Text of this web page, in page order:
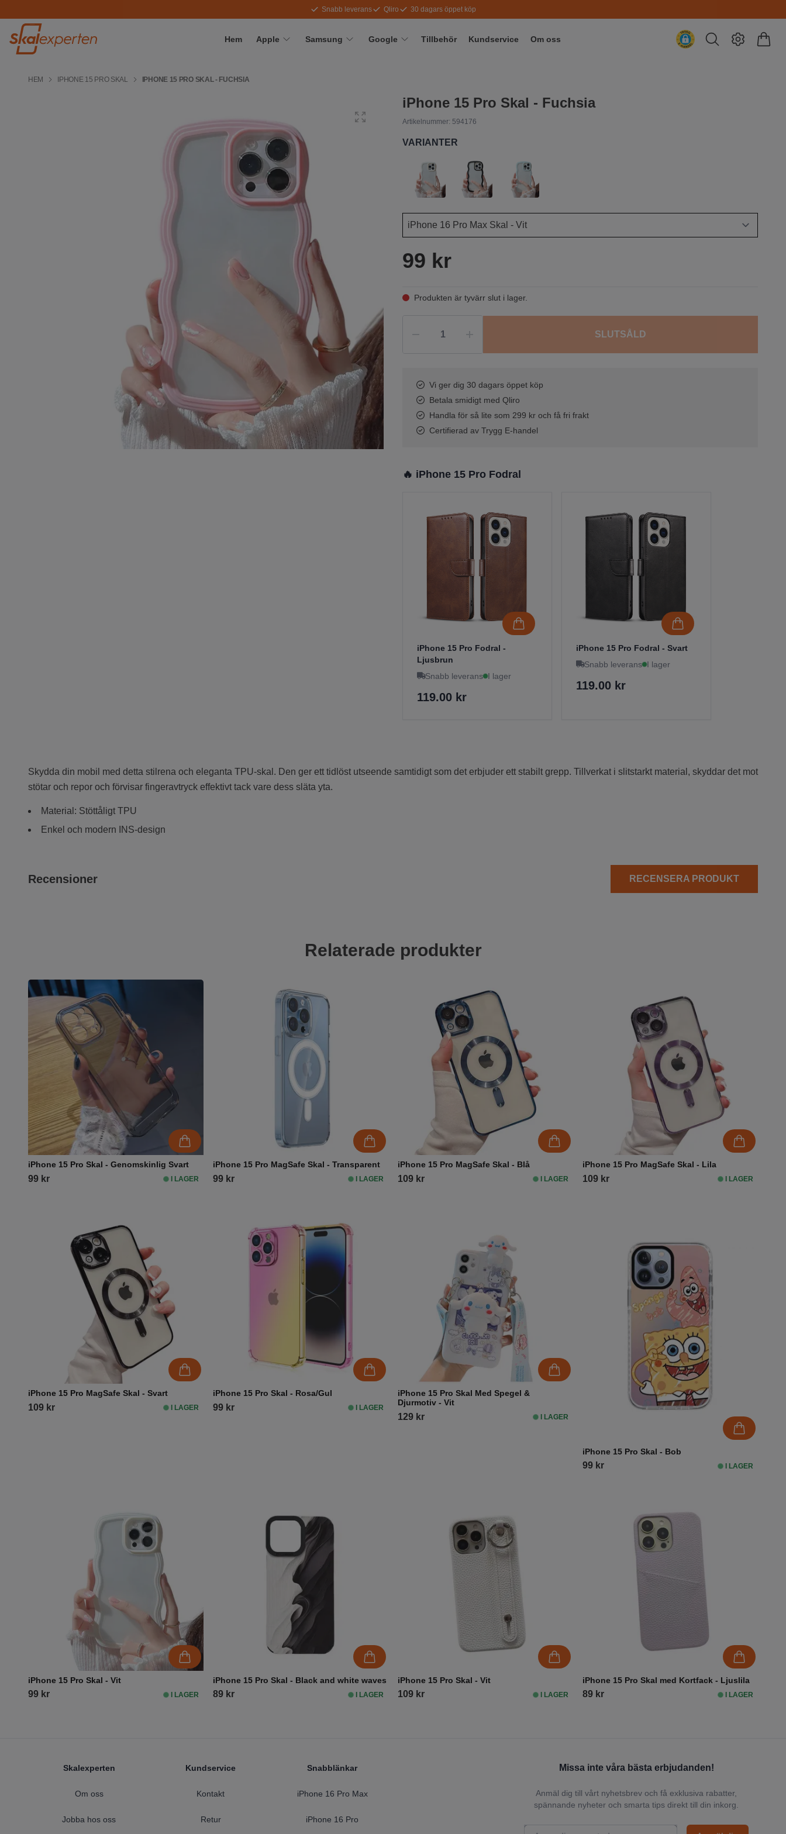
Snabb leverans Qliro 30 dagars öppet köp
Hem Apple Samsung Google Tillbehör Kundservice Om oss
HEM IPHONE 15 PRO SKAL IPHONE 15 PRO SKAL - FUCHSIA
iPhone 15 Pro Skal - Fuchsia
Artikelnummer: 594176
VARIANTER
99 kr
Produkten är tyvärr slut i lager.
SLUTSÅLD
Vi ger dig 30 dagars öppet köp
Betala smidigt med Qliro
Handla för så lite som 299 kr och få fri frakt
Certifierad av Trygg E-handel
🔥 iPhone 15 Pro Fodral
iPhone 15 Pro Fodral -
Ljusbrun
Snabb leverans I lager
119.00 kr
iPhone 15 Pro Fodral - Svart
Snabb leverans I lager
119.00 kr
Skydda din mobil med detta stilrena och eleganta TPU-skal. Den ger ett tidlöst utseende samtidigt som det erbjuder ett stabilt grepp. Tillverkat i slitstarkt material, skyddar det mot
stötar och repor och förvisar fingeravtryck effektivt tack vare dess släta yta.
Material: Stöttåligt TPU
Enkel och modern INS-design
Recensioner RECENSERA PRODUKT
Relaterade produkter
iPhone 15 Pro Skal - Genomskinlig Svart
99 kr I LAGER
iPhone 15 Pro MagSafe Skal - Transparent
99 kr I LAGER
iPhone 15 Pro MagSafe Skal - Blå
109 kr I LAGER
iPhone 15 Pro MagSafe Skal - Lila
109 kr I LAGER
iPhone 15 Pro MagSafe Skal - Svart
109 kr I LAGER
iPhone 15 Pro Skal - Rosa/Gul
99 kr I LAGER
iPhone 15 Pro Skal Med Spegel &
Djurmotiv - Vit
129 kr I LAGER
iPhone 15 Pro Skal - Bob
99 kr I LAGER
iPhone 15 Pro Skal - Vit
99 kr I LAGER
iPhone 15 Pro Skal - Black and white waves
89 kr I LAGER
iPhone 15 Pro Skal - Vit
109 kr I LAGER
iPhone 15 Pro Skal med Kortfack - Ljuslila
89 kr I LAGER
Skalexperten
Om oss
Jobba hos oss
Kundservice
Kontakt
Retur
Snabblänkar
iPhone 16 Pro Max
iPhone 16 Pro
Missa inte våra bästa erbjudanden!
Anmäl dig till vårt nyhetsbrev och få exklusiva rabatter,
spännande nyheter och smarta tips direkt till din inkorg.